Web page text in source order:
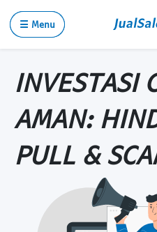
☰ Menu
INVESTASI
AMAN:
PULL &